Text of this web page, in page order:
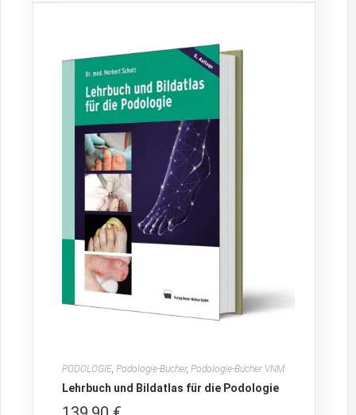
PODOLOGIE,Podologie-Bücher,Podologie-Bücher VNM
Lehrbuch und Bildatlas für die Podologie